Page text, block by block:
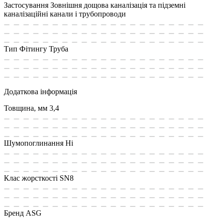
Застосування Зовнішня дощова каналізація та підземні
каналізаційні канали і трубопроводи
Тип Фітингу Труба
Додаткова інформація
Товщина, мм 3,4
Шумопоглинання Ні
Клас жорсткості SN8
Бренд ASG